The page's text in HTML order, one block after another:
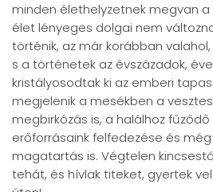
minden élethelyzetnek megvan
élet lényeges dolgai nem
történik, az már korábban
s a történetek az évszázadok,
kristályosodtak ki az emberi
megjelenik a mesékben a
megbirkózás is, a halálhoz fűződő
erőforrásaink felfedezése és
magatartás is. Végtelen
tehát, és hívlak titeket, gyertek